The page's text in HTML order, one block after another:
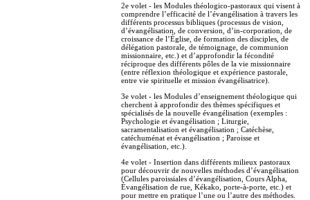
2e volet - les Modules théologico-pastoraux qui visent à
comprendre l’efficacité de l’évangélisation à travers les
différents processus bibliques (processus de vision,
d’évangélisation, de conversion, d’in-corporation, de
croissance de l’Église, de formation des disciples, de
délégation pastorale, de témoignage, de communion
missionnaire, etc.) et d’approfondir la fécondité
réciproque des différents pôles de la vie missionnaire
(entre réflexion théologique et expérience pastorale,
entre vie spirituelle et mission évangélisatrice).
3e volet - les Modules d’enseignement théologique qui
cherchent à approfondir des thèmes spécifiques et
spécialisés de la nouvelle évangélisation (exemples :
Psychologie et évangélisation ; Liturgie,
sacramentalisation et évangélisation ; Catéchèse,
catéchuménat et évangélisation ; Paroisse et
évangélisation, etc.).
4e volet - Insertion dans différents milieux pastoraux
pour découvrir de nouvelles méthodes d’évangélisation
(Cellules paroissiales d’évangélisation, Cours Alpha,
Évangélisation de rue, Kékako, porte-à-porte, etc.) et
pour mettre en pratique l’une ou l’autre des méthodes.